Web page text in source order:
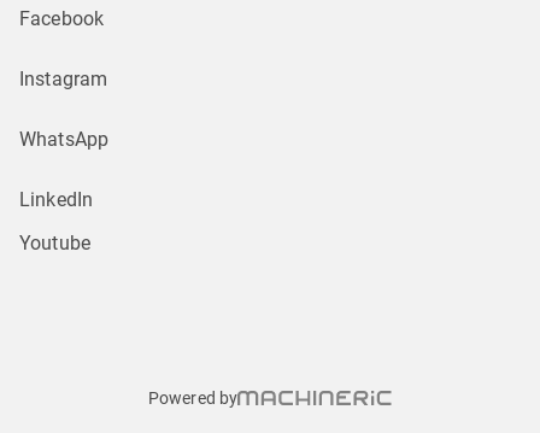
Facebook
Instagram
WhatsApp
LinkedIn
Youtube
Powered by